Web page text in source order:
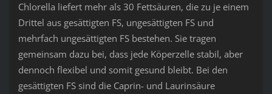
Chlorella liefert mehr als 30 Fettsäuren, die zu je einem
Drittel aus gesättigten FS, ungesättigten FS und
mehrfach ungesättigten FS bestehen. Sie tragen
gemeinsam dazu bei, dass jede Köperzelle stabil, aber
dennoch flexibel und somit gesund bleibt. Bei den
gesättigten FS sind die Caprin- und Laurinsäure